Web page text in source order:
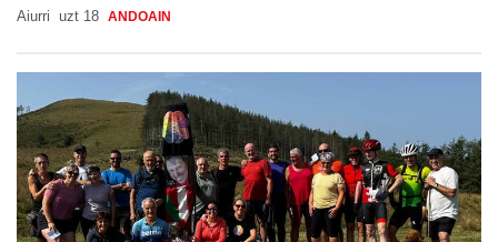
Aiurri uzt 18 ANDOAIN